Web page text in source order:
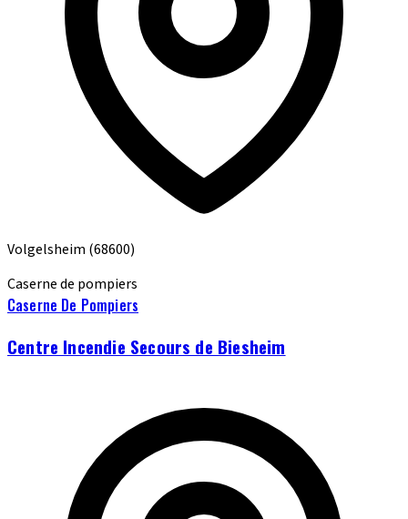
Volgelsheim (68600)
Caserne de pompiers
Caserne De Pompiers
Centre Incendie Secours de Biesheim